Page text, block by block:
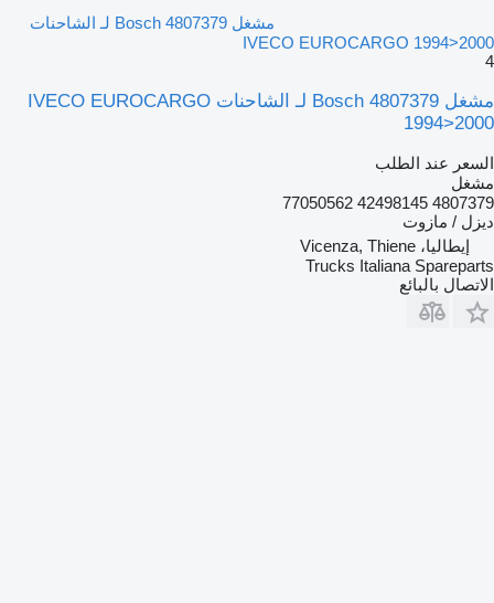
مشغل Bosch 4807379 لـ الشاحنات
IVECO EUROCARGO 1994>2000
4
مشغل Bosch 4807379 لـ الشاحنات IVECO EUROCARGO
1994>2000
السعر عند الطلب
مشغل
4807379 42498145 77050562
ديزل / مازوت
إيطاليا، Vicenza, Thiene
Trucks Italiana Spareparts
الاتصال بالبائع